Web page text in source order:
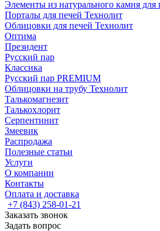
Элементы из натурального камня для
Порталы для печей Технолит
Облицовки для печей Технолит
Оптима
Президент
Русский пар
Классика
Русский пар PREMIUM
Облицовки на трубу Технолит
Талькомагнезит
Талькохлорит
Серпентинит
Змеевик
Распродажа
Полезные статьи
Услуги
О компании
Контакты
Оплата и доставка
+7 (843) 258-01-21
Заказать звонок
Задать вопрос